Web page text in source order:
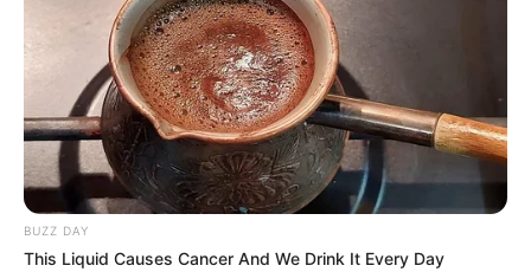
BUZZ DAY
This Liquid Causes Cancer And We Drink It Every Day